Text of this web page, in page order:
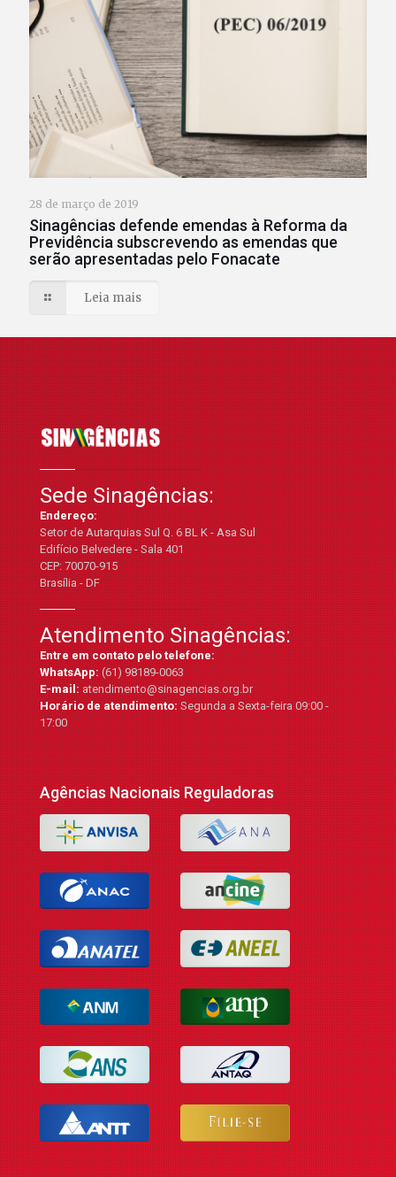
28 de março de 2019
Sinagências defende emendas à Reforma da
Previdência subscrevendo as emendas que
serão apresentadas pelo Fonacate
Leia mais
Sede Sinagências:
Endereço:
Setor de Autarquias Sul Q. 6 BL K - Asa Sul
Edifício Belvedere - Sala 401
CEP: 70070-915
Brasília - DF
Atendimento Sinagências:
Entre em contato pelo telefone:
WhatsApp:(61) 98189-0063
E-mail:atendimento@sinagencias.org.br
Horário de atendimento:Segunda a Sexta-feira 09:00 -
17:00
Agências Nacionais Reguladoras